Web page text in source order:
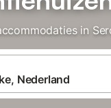
in